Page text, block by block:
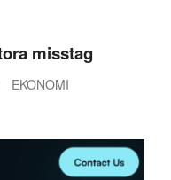
misstag
EKONOMI